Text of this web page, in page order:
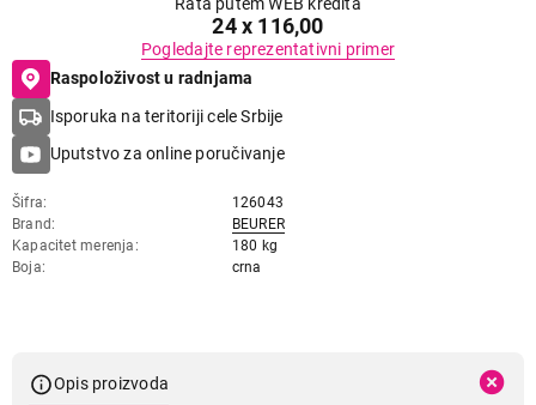
Rata putem WEB kredita
24 x 116,00
Pogledajte reprezentativni primer
Raspoloživost u radnjama
Isporuka na teritoriji cele Srbije
Uputstvo za online poručivanje
Šifra
126043
Brand
BEURER
Kapacitet merenja
180 kg
Boja
crna
Opis proizvoda